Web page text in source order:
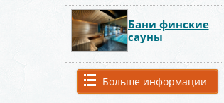
Бани финские
сауны
Больше информации